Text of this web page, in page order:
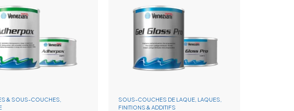
& SOUS-COUCHES,
SOUS-COUCHES DE LAQUE, LAQUES,
FINITIONS & ADDITIFS